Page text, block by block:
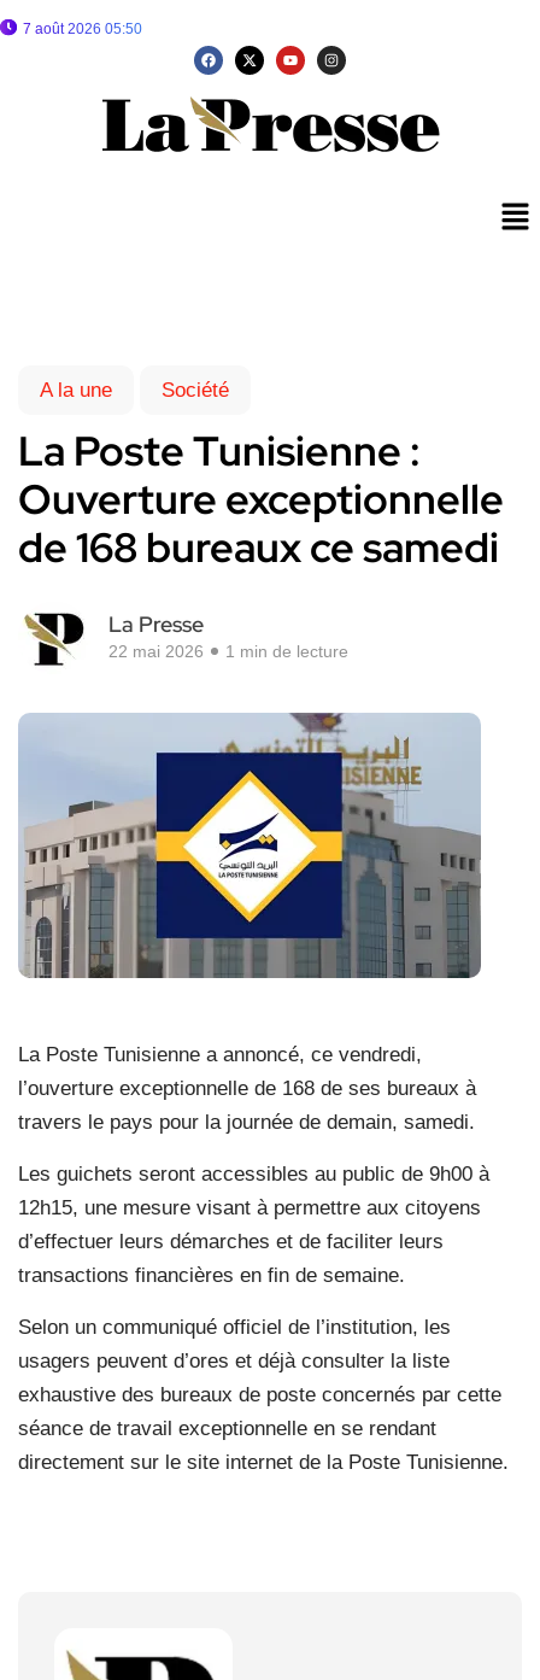
7 août 2026 05:50
A la une Société
La Poste Tunisienne :
Ouverture exceptionnelle
de 168 bureaux ce samedi
La Presse
22 mai 2026 1 min de lecture
La Poste Tunisienne a annoncé, ce vendredi,
l’ouverture exceptionnelle de 168 de ses bureaux à
travers le pays pour la journée de demain, samedi.
Les guichets seront accessibles au public de 9h00 à
12h15, une mesure visant à permettre aux citoyens
d’effectuer leurs démarches et de faciliter leurs
transactions financières en fin de semaine.
Selon un communiqué officiel de l’institution, les
usagers peuvent d’ores et déjà consulter la liste
exhaustive des bureaux de poste concernés par cette
séance de travail exceptionnelle en se rendant
directement sur le site internet de la Poste Tunisienne.